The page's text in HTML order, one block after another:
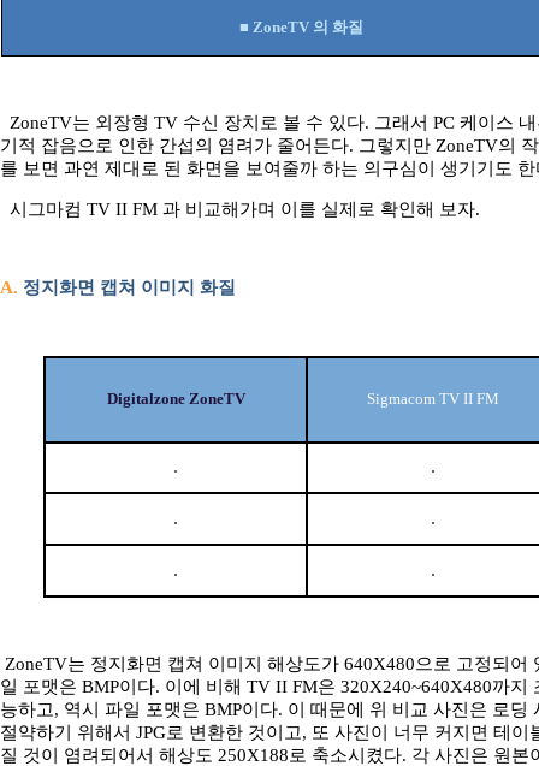
■ ZoneTV 의 화질
ZoneTV는 외장형 TV 수신 장치로 볼 수 있다. 그래서 PC 케이스
기적 잡음으로 인한 간섭의 염려가 줄어든다. 그렇지만 ZoneTV의
를 보면 과연 제대로 된 화면을 보여줄까 하는 의구심이 생기기도 한
시그마컴 TV II FM 과 비교해가며 이를 실제로 확인해 보자.
A. 정지화면 캡쳐 이미지 화질
Digitalzone ZoneTV Sigmacom TV II FM
ZoneTV는 정지화면 캡쳐 이미지 해상도가 640X480으로 고정되어
일 포맷은 BMP이다. 이에 비해 TV II FM은 320X240~640X480까지
능하고, 역시 파일 포맷은 BMP이다. 이 때문에 위 비교 사진은 로딩
절약하기 위해서 JPG로 변환한 것이고, 또 사진이 너무 커지면 테이
질 것이 염려되어서 해상도 250X188로 축소시켰다. 각 사진은 원본